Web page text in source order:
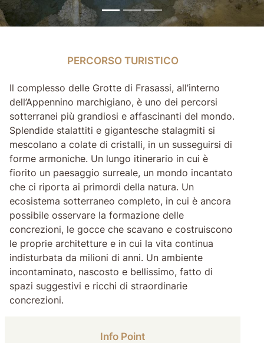
PERCORSO TURISTICO
Il complesso delle Grotte di Frasassi, all’interno
dell’Appennino marchigiano, è uno dei percorsi
sotterranei più grandiosi e affascinanti del mondo.
Splendide stalattiti e gigantesche stalagmiti si
mescolano a colate di cristalli, in un susseguirsi di
forme armoniche. Un lungo itinerario in cui è
fiorito un paesaggio surreale, un mondo incantato
che ci riporta ai primordi della natura. Un
ecosistema sotterraneo completo, in cui è ancora
possibile osservare la formazione delle
concrezioni, le gocce che scavano e costruiscono
le proprie architetture e in cui la vita continua
indisturbata da milioni di anni. Un ambiente
incontaminato, nascosto e bellissimo, fatto di
spazi suggestivi e ricchi di straordinarie
concrezioni.
Info Point